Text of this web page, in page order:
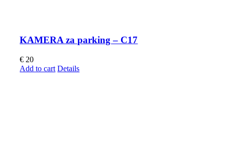
KAMERA za parking – C17
€ 20
Add to cart Details